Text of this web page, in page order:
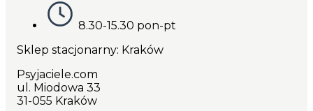
8.30-15.30 pon-pt
Sklep stacjonarny: Kraków
Psyjaciele.com
ul. Miodowa 33
31-055 Kraków